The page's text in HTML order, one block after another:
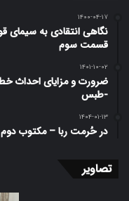
۱۴۰۰-۰۴-۱۷
نگاهی انتقادی به سیمای
قسمت سوم
۱۴۰۱-۱۰-۰۲
ضرورت و مزایای احداث
-طبس
۱۴۰۴-۰۱-۱۳
در حُرمت ربا – مکتوب دوم
تصاویر